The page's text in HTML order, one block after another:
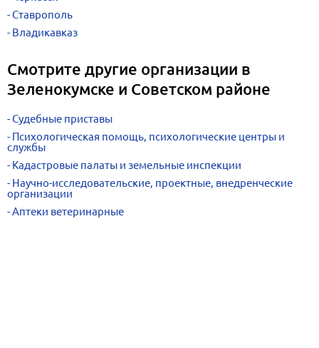
Ставрополь
Владикавказ
Смотрите другие организации в
Зеленокумске и Советском районе
Судебные приставы
Психологическая помощь, психологические центры и
службы
Кадастровые палаты и земельные инспекции
Научно-исследовательские, проектные, внедренческие
организации
Аптеки ветеринарные